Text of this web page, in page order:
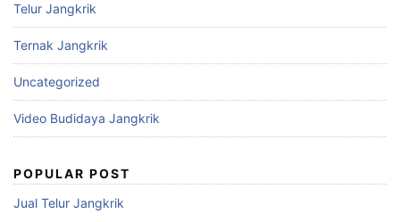
Telur Jangkrik
Ternak Jangkrik
Uncategorized
Video Budidaya Jangkrik
POPULAR POST
Jual Telur Jangkrik